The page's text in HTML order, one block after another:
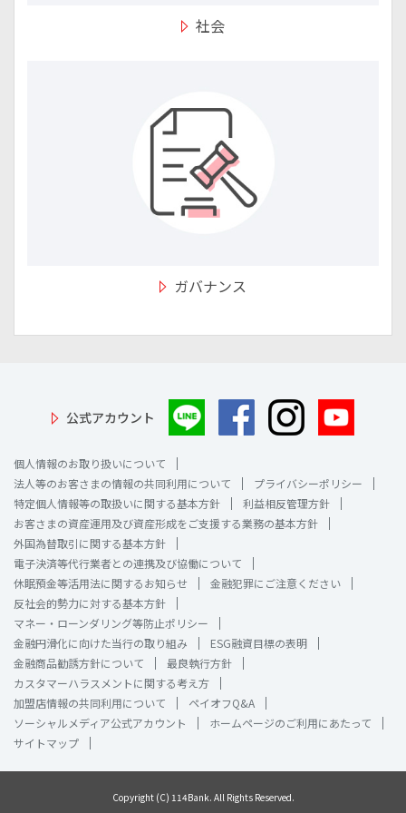
社会
ガバナンス
公式アカウント
個人情報のお取り扱いについて
法人等のお客さまの情報の共同利用について
プライバシーポリシー
特定個人情報等の取扱いに関する基本方針
利益相反管理方針
お客さまの資産運用及び資産形成をご支援する業務の基本方針
外国為替取引に関する基本方針
電子決済等代行業者との連携及び協働について
休眠預金等活用法に関するお知らせ
金融犯罪にご注意ください
反社会的勢力に対する基本方針
マネー・ローンダリング等防止ポリシー
金融円滑化に向けた当行の取り組み
ESG融資目標の表明
金融商品勧誘方針について
最良執行方針
カスタマーハラスメントに関する考え方
加盟店情報の共同利用について
ペイオフQ&A
ソーシャルメディア公式アカウント
ホームページのご利用にあたって
サイトマップ
Copyright (C) 114Bank. All Rights Reserved.